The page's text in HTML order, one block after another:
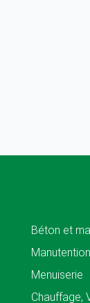
Béton et
Manutention
Menuiserie
Chauffage,